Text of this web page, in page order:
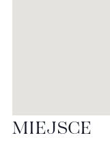
MIEJSCE